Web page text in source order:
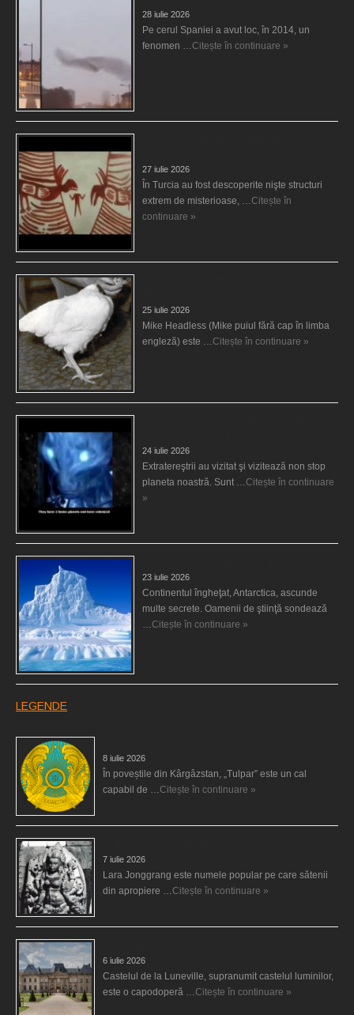
28 iulie 2026
Pe cerul Spaniei a avut loc, în 2014, un
fenomen … Citește în continuare »
27 iulie 2026
În Turcia au fost descoperite nişte structuri
extrem de misterioase, … Citește în
continuare »
25 iulie 2026
Mike Headless (Mike puiul fără cap în limba
engleză) este … Citește în continuare »
24 iulie 2026
Extratereştrii au vizitat şi vizitează non stop
planeta noastră. Sunt … Citește în continuare
»
23 iulie 2026
Continentul îngheţat, Antarctica, ascunde
multe secrete. Oamenii de ştiinţă sondează
Citește în continuare »
LEGENDE
8 iulie 2026
În poveștile din Kârgâzstan, „Tulpar” este un cal
capabil de … Citește în continuare »
7 iulie 2026
Lara Jonggrang este numele popular pe care sătenii
din apropiere … Citește în continuare »
6 iulie 2026
Castelul de la Luneville, supranumit castelul luminilor,
este o capodoperă … Citește în continuare »